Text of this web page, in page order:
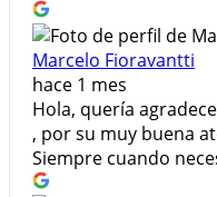
Marcelo Fioravantti
hace 1 mes
Hola, quería
, por su muy buena
Siempre cuando